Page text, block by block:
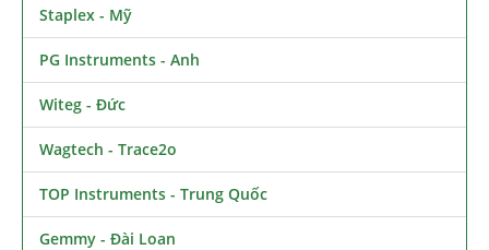
Staplex - Mỹ
PG Instruments - Anh
Witeg - Đức
Wagtech - Trace2o
TOP Instruments - Trung Quốc
Gemmy - Đài Loan